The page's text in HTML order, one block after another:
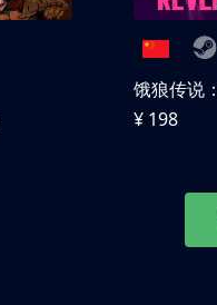
¥ 198